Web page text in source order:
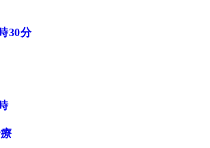
30分